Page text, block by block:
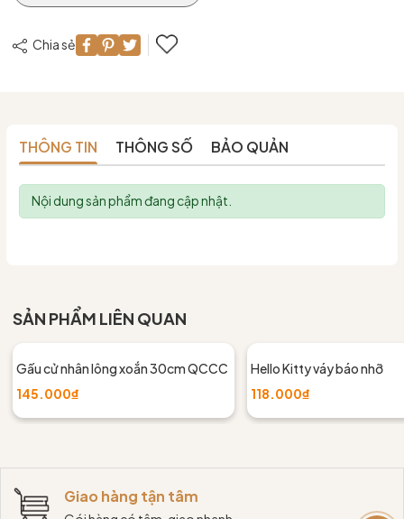
Chia sẻ
THÔNG TIN THÔNG SỐ BẢO QUẢN
Nội dung sản phẩm đang cập nhật.
SẢN PHẨM LIÊN QUAN
Gấu cử nhân lông xoắn 30cm QCCC
145.000₫
Hello Kitty váy báo nhỡ
118.000₫
Giao hàng tận tâm